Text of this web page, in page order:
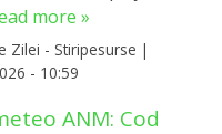
more »
Zilei - Stiripesurse |
- 10:59
ANM: Cod